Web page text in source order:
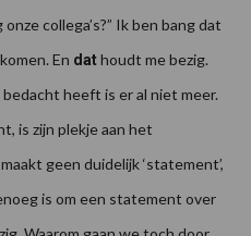
collega’s?” Ik ben bang dat
En dathoudt me bezig.
heeft is er al niet meer.
is zijn plekje aan het
geen duidelijk ‘statement’,
is om een statement over